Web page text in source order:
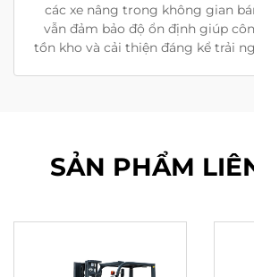
các xe nâng trong không gian
vẫn đảm bảo độ ổn định giúp
tồn kho và cải thiện đáng kể trải
SẢN PHẨM